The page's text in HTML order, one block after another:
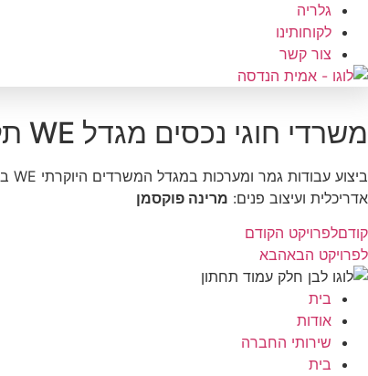
גלריה
לקוחותינו
צור קשר
משרדי חוגי נכסים מגדל WE תל אביב
ביצוע עבודות גמר ומערכות במגדל המשרדים היוקרתי WE במרכז תל אביב.
אדריכלית ועיצוב פנים: מרינה פוקסמן
קודםלפרויקט הקודם
לפרויקט הבאהבא
בית
אודות
שירותי החברה
בית